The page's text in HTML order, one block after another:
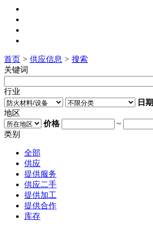
首页 > 供应信息 > 搜索
关键词
行业
日期
地区
价格
~
类别
全部
供应
提供服务
供应二手
提供加工
提供合作
库存